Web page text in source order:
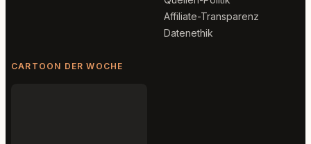
Affiliate-Transparenz
Datenethik
CARTOON DER WOCHE